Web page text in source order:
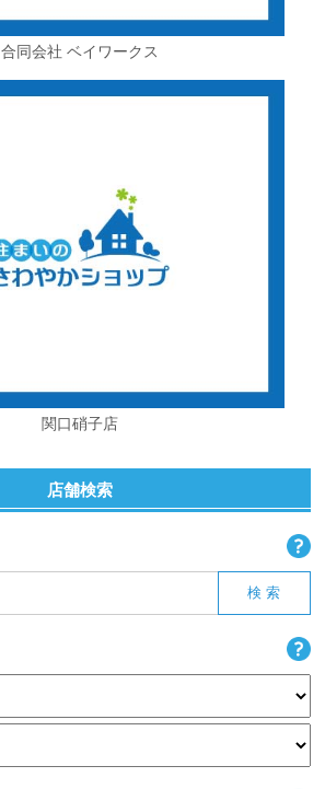
合同会社 ベイワークス
関口硝子店
店舗検索